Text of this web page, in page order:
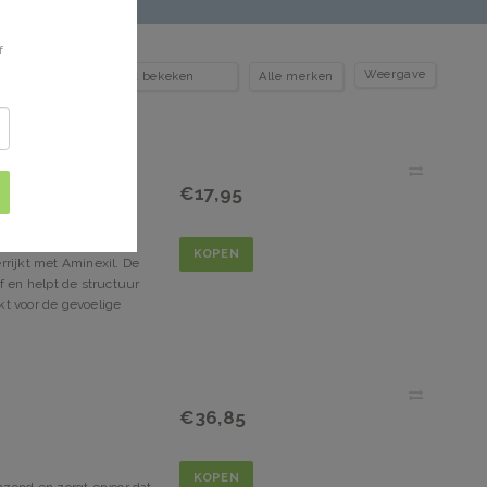
Weergave
met Aminexil. De
en helpt de structuur
voor de gevoelige
€17,95
KOPEN
€36,85
KOPEN